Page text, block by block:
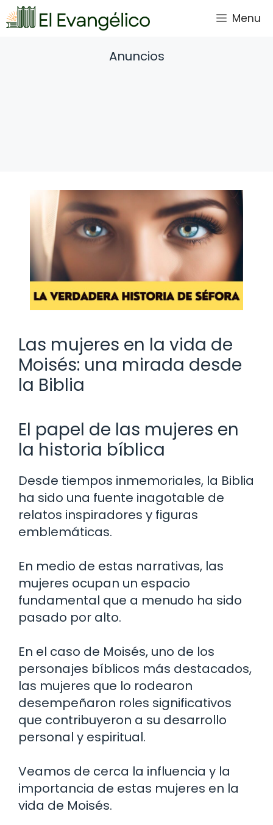
Saltar
al
Menu
Anuncios
Las mujeres en la vida de
Moisés: una mirada desde
la Biblia
El papel de las mujeres en
la historia bíblica
Desde tiempos inmemoriales, la Biblia
ha sido una fuente inagotable de
relatos inspiradores y figuras
emblemáticas.
En medio de estas narrativas, las
mujeres ocupan un espacio
fundamental que a menudo ha sido
pasado por alto.
En el caso de Moisés, uno de los
personajes bíblicos más destacados,
las mujeres que lo rodearon
desempeñaron roles significativos
que contribuyeron a su desarrollo
personal y espiritual.
Veamos de cerca la influencia y la
importancia de estas mujeres en la
vida de Moisés.